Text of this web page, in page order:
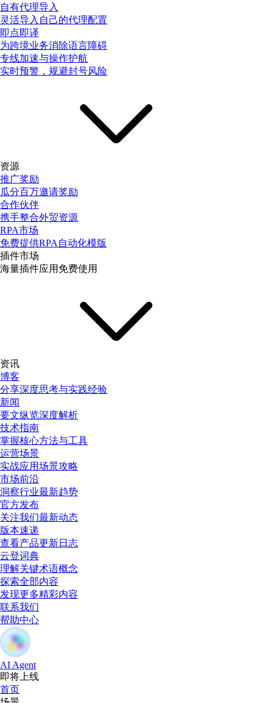
自有代理导入
灵活导入自己的代理配置
即点即译
为跨境业务消除语言障碍
专线加速与操作护航
实时预警，规避封号风险
资源
推广奖励
瓜分百万邀请奖励
合作伙伴
携手整合外贸资源
RPA市场
免费提供RPA自动化模版
插件市场
海量插件应用免费使用
资讯
博客
分享深度思考与实践经验
新闻
要文纵览深度解析
技术指南
掌握核心方法与工具
运营场景
实战应用场景攻略
市场前沿
洞察行业最新趋势
官方发布
关注我们最新动态
版本速递
查看产品更新日志
云登词典
理解关键术语概念
探索全部内容
发现更多精彩内容
联系我们
帮助中心
AI Agent
即将上线
首页